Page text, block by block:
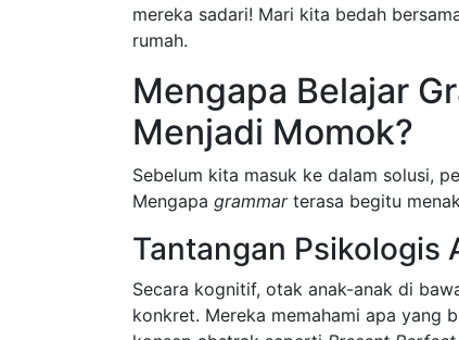
mereka sadari! Mari kita bedah
rumah.
Mengapa Belajar
Menjadi Momok?
Sebelum kita masuk ke dalam solusi,
Mengapa grammarterasa begitu
Tantangan Psikologis
Secara kognitif, otak anak-anak di
konkret. Mereka memahami apa yang